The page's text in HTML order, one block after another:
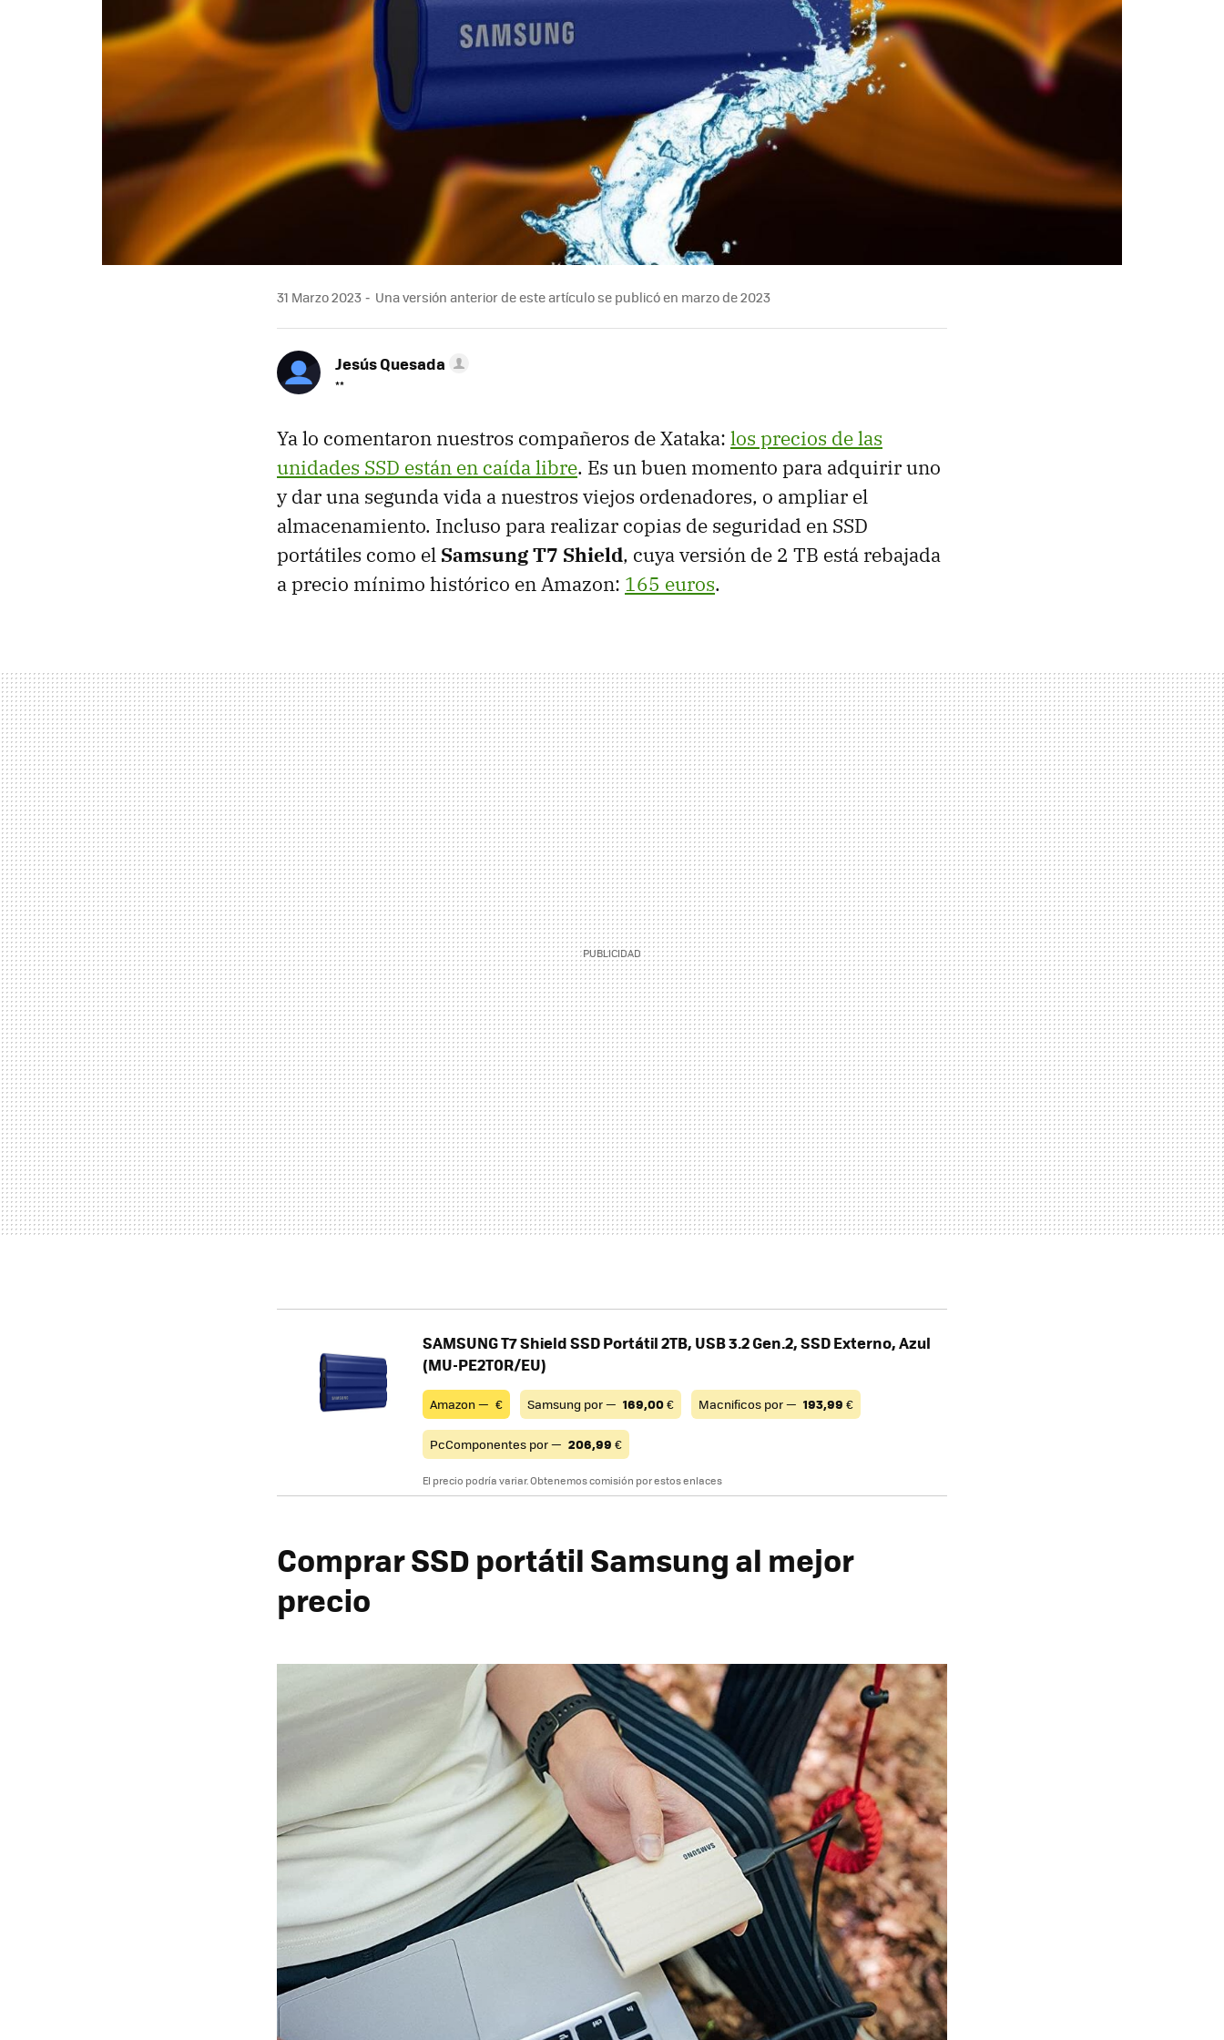
31 Marzo 2023 Una versión anterior de este artículo se publicó en marzo de 2023
Jesús Quesada
**
Ya lo comentaron nuestros compañeros de Xataka: los precios de las
unidades SSD están en caída libre. Es un buen momento para adquirir uno
y dar una segunda vida a nuestros viejos ordenadores, o ampliar el
almacenamiento. Incluso para realizar copias de seguridad en SSD
portátiles como el Samsung T7 Shield, cuya versión de 2 TB está rebajada
a precio mínimo histórico en Amazon: 165 euros.
SAMSUNG T7 Shield SSD Portátil 2TB, USB 3.2 Gen.2, SSD Externo, Azul
(MU-PE2T0R/EU)
Amazon — € Samsung por — 169,00€ Macnificos por — 193,99 €
PcComponentes por — 206,99 €
El precio podría variar. Obtenemos comisión por estos enlaces
Comprar SSD portátil Samsung al mejor
precio